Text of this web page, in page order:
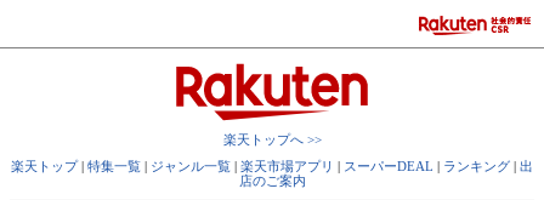
楽天トップへ >>
楽天トップ| 特集一覧 | ジャンル一覧 | 楽天市場アプリ | スーパーDEAL | ランキング | 出
店のご案内